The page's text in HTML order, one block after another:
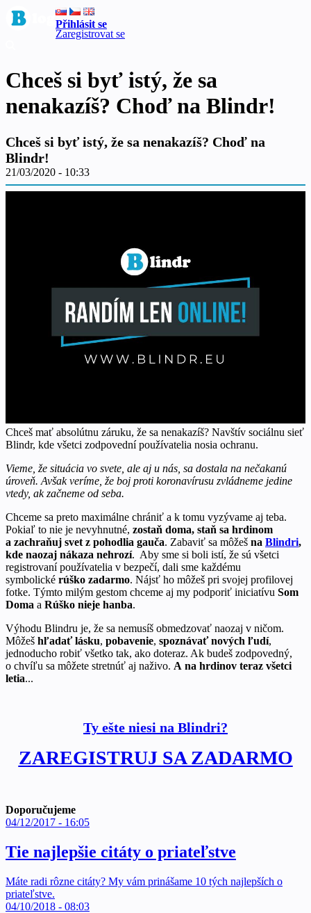
Přihlásit se
Zaregistrovat se
Chceš si byť istý, že sa
nenakazíš? Choď na Blindr!
Chceš si byť istý, že sa nenakazíš? Choď na
Blindr!
21/03/2020 - 10:33
Chceš mať absolútnu záruku, že sa nenakazíš? Navštív sociálnu sieť
Blindr, kde všetci zodpovední používatelia nosia ochranu.
Vieme, že situácia vo svete, ale aj u nás, sa dostala na nečakanú
úroveň. Avšak veríme, že boj proti koronavírusu zvládneme jedine
vtedy, ak začneme od seba.
Chceme sa preto maximálne chrániť a k tomu vyzývame aj teba.
Pokiaľ to nie je nevyhnutné, zostaň doma, staň sa hrdinom
a zachraňuj svet z pohodlia gauča. Zabaviť sa môžeš na Blindri,
kde naozaj nákaza nehrozí. Aby sme si boli istí, že sú všetci
registrovaní používatelia v bezpečí, dali sme každému
symbolické rúško zadarmo. Nájsť ho môžeš pri svojej profilovej
fotke. Týmto milým gestom chceme aj my podporiť iniciatívu Som
Doma a Rúško nieje hanba.
Výhodu Blindru je, že sa nemusíš obmedzovať naozaj v ničom.
Môžeš hľadať lásku, pobavenie, spoznávať nových ľudí,
jednoducho robiť všetko tak, ako doteraz. Ak budeš zodpovedný,
o chvíľu sa môžete stretnúť aj naživo. A na hrdinov teraz všetci
letia...
Ty ešte niesi na Blindri?
ZAREGISTRUJ SA ZADARMO
Doporučujeme
04/12/2017 - 16:05
Tie najlepšie citáty o priateľstve
Máte radi rôzne citáty? My vám prinášame 10 tých najlepších o
priateľstve.
04/10/2018 - 08:03